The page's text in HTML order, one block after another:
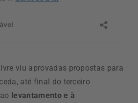
viu aprovadas propostas para
até final do terceiro
levantamento e à